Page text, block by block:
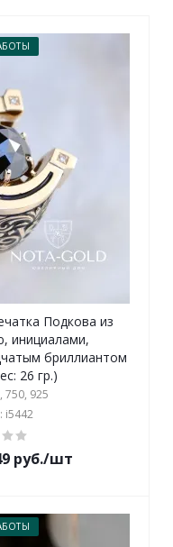
Подкова из
инициалами,
бриллиантом
26 гр.)
750, 925
i5442
руб./шт